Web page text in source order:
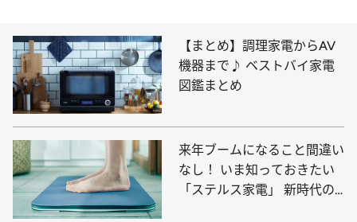
【まとめ】調理家電からAV
機器まで♪ ベストバイ家電
図鑑まとめ
来年ブームになること間違い
なし！ いま知っておきたい
「ステルス家電」 新時代の